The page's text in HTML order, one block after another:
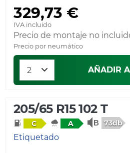
329,73 €
IVA incluido
Precio de montaje no
Precio por neumático
AÑADIR
205/65 R15 102 T
C A 73db
Etiquetado